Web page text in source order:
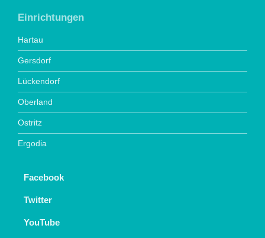
Einrichtungen
Hartau
Gersdorf
Lückendorf
Oberland
Ostritz
Ergodia
Facebook
Twitter
YouTube